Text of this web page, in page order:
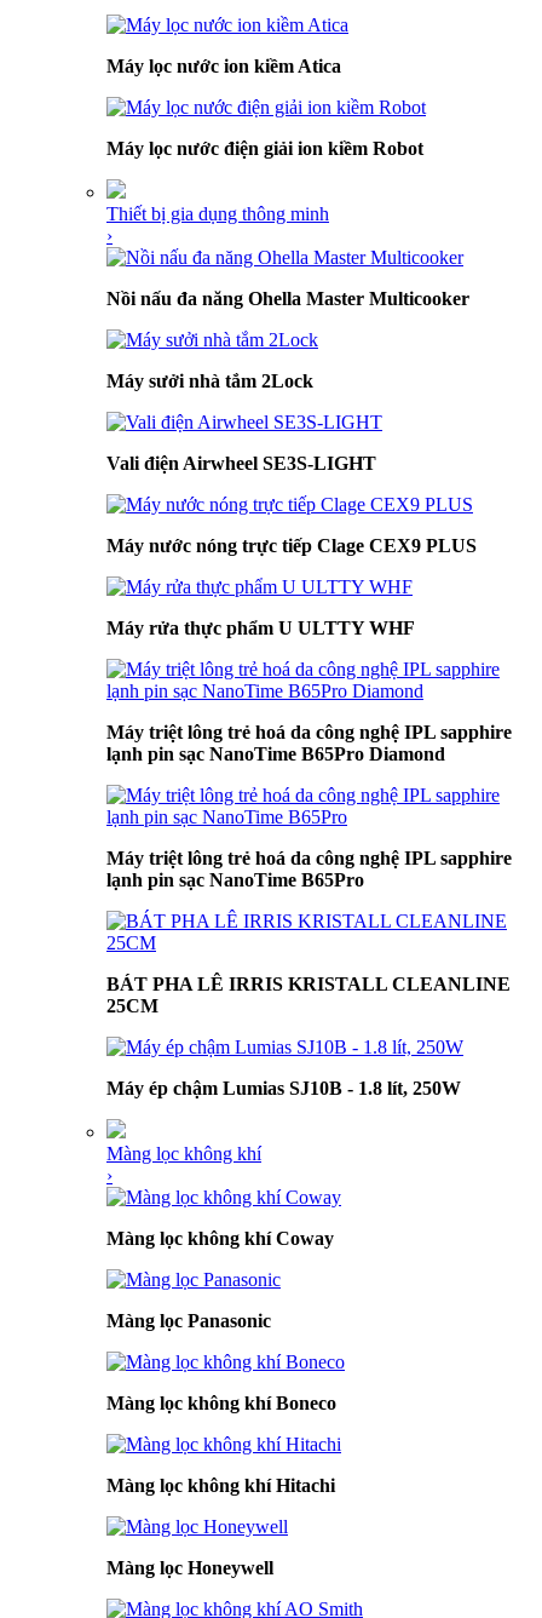
Máy lọc nước ion kiềm Atica
Máy lọc nước điện giải ion kiềm Robot
Thiết bị gia dụng thông minh
›
Nồi nấu đa năng Ohella Master Multicooker
Máy sưởi nhà tắm 2Lock
Vali điện Airwheel SE3S-LIGHT
Máy nước nóng trực tiếp Clage CEX9 PLUS
Máy rửa thực phẩm U ULTTY WHF
Máy triệt lông trẻ hoá da công nghệ IPL sapphire
lạnh pin sạc NanoTime B65Pro Diamond
Máy triệt lông trẻ hoá da công nghệ IPL sapphire
lạnh pin sạc NanoTime B65Pro
BÁT PHA LÊ IRRIS KRISTALL CLEANLINE
25CM
Máy ép chậm Lumias SJ10B - 1.8 lít, 250W
Màng lọc không khí
›
Màng lọc không khí Coway
Màng lọc Panasonic
Màng lọc không khí Boneco
Màng lọc không khí Hitachi
Màng lọc Honeywell